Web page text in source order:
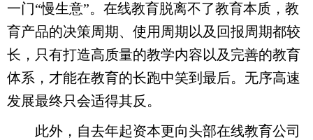
一门“慢生意”。在线教育脱离不了教育本质，教
育产品的决策周期、使用周期以及回报周期都较
长，只有打造高质量的教学内容以及完善的教育
体系，才能在教育的长跑中笑到最后。无序高速
发展最终只会适得其反。
此外，自去年起资本更向头部在线教育公司